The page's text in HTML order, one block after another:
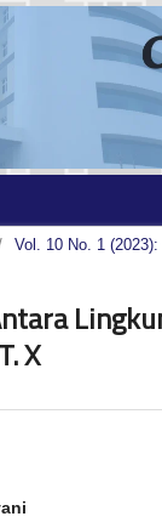
Vol. 10 No. 1
X